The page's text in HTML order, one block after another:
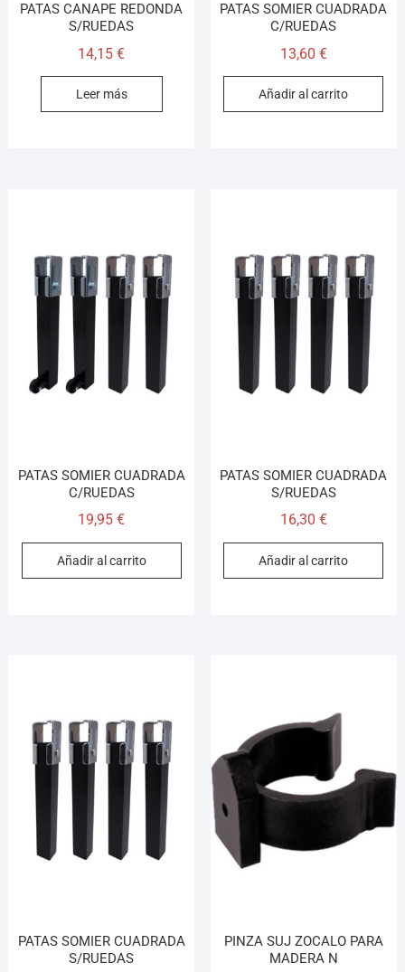
PATAS CANAPE REDONDA
S/RUEDAS
14,15€
Leer más
PATAS SOMIER CUADRADA
C/RUEDAS
13,60 €
Añadir al carrito
PATAS SOMIER CUADRADA
C/RUEDAS
19,95€
Añadir al carrito
PATAS SOMIER CUADRADA
S/RUEDAS
16,30 €
Añadir al carrito
PATAS SOMIER CUADRADA
S/RUEDAS
PINZA SUJ ZOCALO PARA
MADERA N